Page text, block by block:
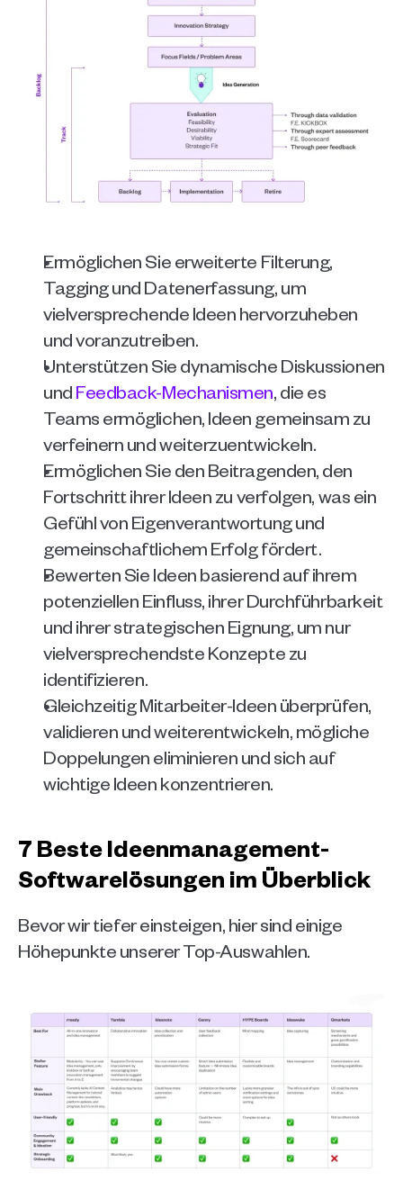
Ermöglichen Sie erweiterte Filterung,
Tagging und Datenerfassung, um
vielversprechende Ideen hervorzuheben
und voranzutreiben.
Unterstützen Sie dynamische Diskussionen
und Feedback-Mechanismen, die es
Teams ermöglichen, Ideen gemeinsam zu
verfeinern und weiterzuentwickeln.
Ermöglichen Sie den Beitragenden, den
Fortschritt ihrer Ideen zu verfolgen, was ein
Gefühl von Eigenverantwortung und
gemeinschaftlichem Erfolg fördert.
Bewerten Sie Ideen basierend auf ihrem
potenziellen Einfluss, ihrer Durchführbarkeit
und ihrer strategischen Eignung, um nur
vielversprechendste Konzepte zu
identifizieren.
Gleichzeitig Mitarbeiter-Ideen überprüfen,
validieren und weiterentwickeln, mögliche
Doppelungen eliminieren und sich auf
wichtige Ideen konzentrieren.
7 Beste Ideenmanagement-
Softwarelösungen im Überblick
Bevor wir tiefer einsteigen, hier sind einige
Höhepunkte unserer Top-Auswahlen.